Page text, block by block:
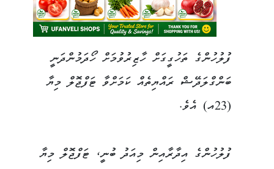
ފުލުހުންގެ ތަހުގީގަށް ހާޒިރުވުމަށް ހޯދަމުންދަނީ
ބަންގްލަދޭޝް ރައްޔިތެއް ކަމަށްވާ ޓަފްޖޮލް މިޔާ
(23އ) އެވެ.
ފުލުހުންގެ އިދާރާއިން މިއަދު ބުނީ، ޓަފްޖޮލް މިޔާ